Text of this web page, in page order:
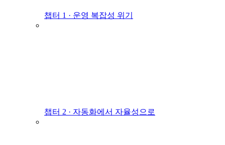
챕터 1 · 운영 복잡성 위기
챕터 2 · 자동화에서 자율성으로